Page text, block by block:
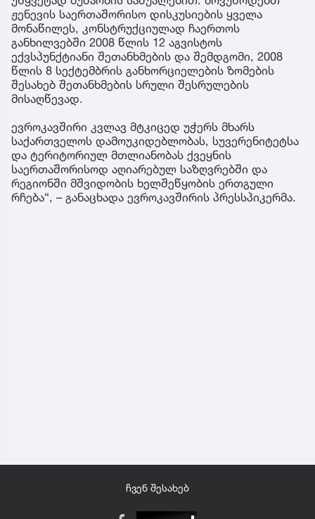
ჟენევის საერთაშორისო დისკუსიების ყველა
მონაწილეს, კონსტრუქციულად ჩაერთოს
განხილვებში 2008 წლის 12 აგვისტოს
ექვსპუნქტიანი შეთანხმების და შემდგომი, 2008
წლის 8 სექტემბრის განხორციელების ზომების
შესახებ შეთანხმების სრული შესრულების
მისაღწევად.
ევროკავშირი კვლავ მტკიცედ უჭერს მხარს
საქართველოს დამოუკიდებლობას, სუვერენიტეტსა
და ტერიტორიულ მთლიანობას ქვეყნის
საერთაშორისოდ აღიარებულ საზღვრებში და
რეგიონში მშვიდობის ხელშეწყობის ერთგული
რჩება“, – განაცხადა ევროკავშირის პრესსპიკერმა.
ჩვენ შესახებ